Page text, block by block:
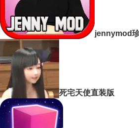
jennymod
死宅天使直装版